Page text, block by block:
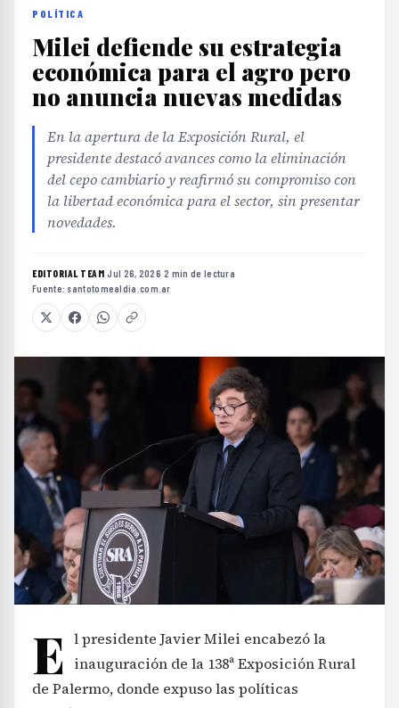
POLÍTICA
Milei defiende su estrategia
económica para el agro pero
no anuncia nuevas medidas
En la apertura de la Exposición Rural, el
presidente destacó avances como la eliminación
del cepo cambiario y reafirmó su compromiso con
la libertad económica para el sector, sin presentar
novedades.
EDITORIAL TEAM·Jul 26, 2026·2 min de lectura·
Fuente: santotomealdia.com.ar
E l presidente Javier Milei encabezó la
inauguración de la 138ª Exposición Rural
de Palermo, donde expuso las políticas